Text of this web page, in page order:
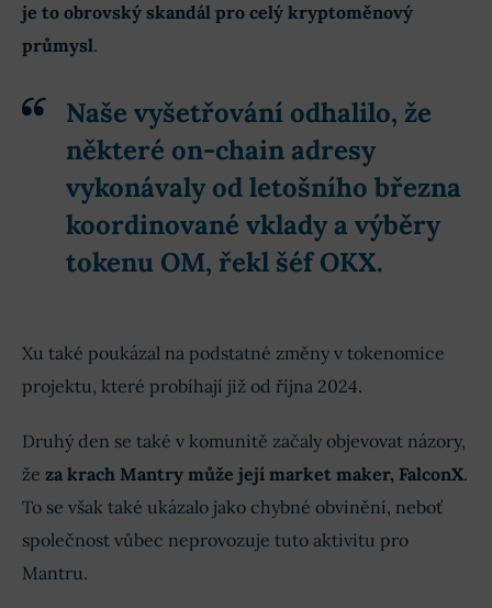
je to obrovský skandál pro celý kryptoměnový
průmysl.
Naše vyšetřování odhalilo, že
některé on-chain adresy
vykonávaly od letošního března
koordinované vklady a výběry
tokenu OM, řekl šéf OKX.
Xu také poukázal na podstatné změny v tokenomice
projektu, které probíhají již od října 2024.
Druhý den se také v komunitě začaly objevovat názory,
že za krach Mantry může její market maker, FalconX.
To se však také ukázalo jako chybné obvinění, neboť
společnost vůbec neprovozuje tuto aktivitu pro
Mantru.